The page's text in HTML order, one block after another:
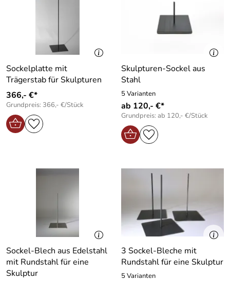
Sockelplatte mit
Trägerstab für Skulpturen
366,- €*
Grundpreis: 366,- €/Stück
Skulpturen-Sockel aus
Stahl
5 Varianten
ab 120,- €*
Grundpreis: ab 120,- €/Stück
Sockel-Blech aus Edelstahl
mit Rundstahl für eine
Skulptur
3 Sockel-Bleche mit
Rundstahl für eine Skulptur
5 Varianten